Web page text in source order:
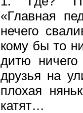
«Главная
нечего
кому бы то
дитю
друзья на
плохая
катят…